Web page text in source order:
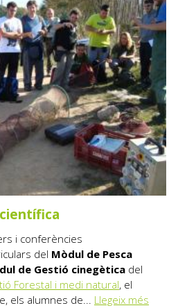
i conferències
del Mòdul de Pesca
de Gestió cinegètica del
Forestal i medi natural, el
els alumnes de... Llegeix més